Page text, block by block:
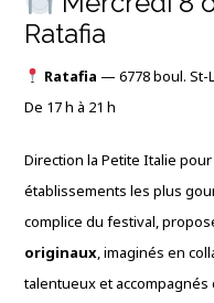
Ratafia
Ratafia — 6778 boul. St-
De 17 h à 21 h
Direction la Petite Italie
établissements les plus
complice du festival,
originaux, imaginés en
talentueux et